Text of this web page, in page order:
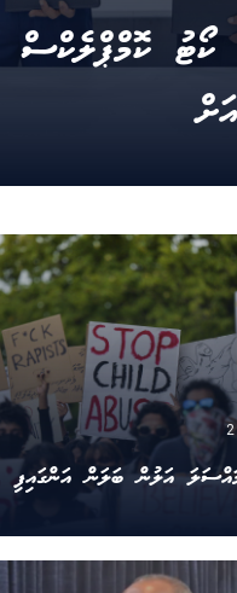
ކޯޓު ކޮމްޕްލެކްސް
2
އަލުން ބަލަން އަންގައިފި